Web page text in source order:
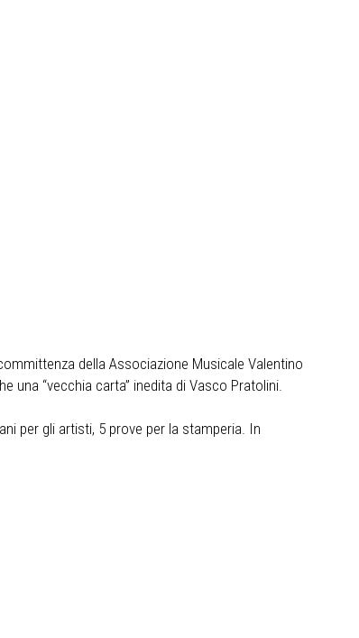
della Associazione Musicale Valentino
“vecchia carta” inedita di Vasco Pratolini.
per gli artisti, 5 prove per la stamperia. In